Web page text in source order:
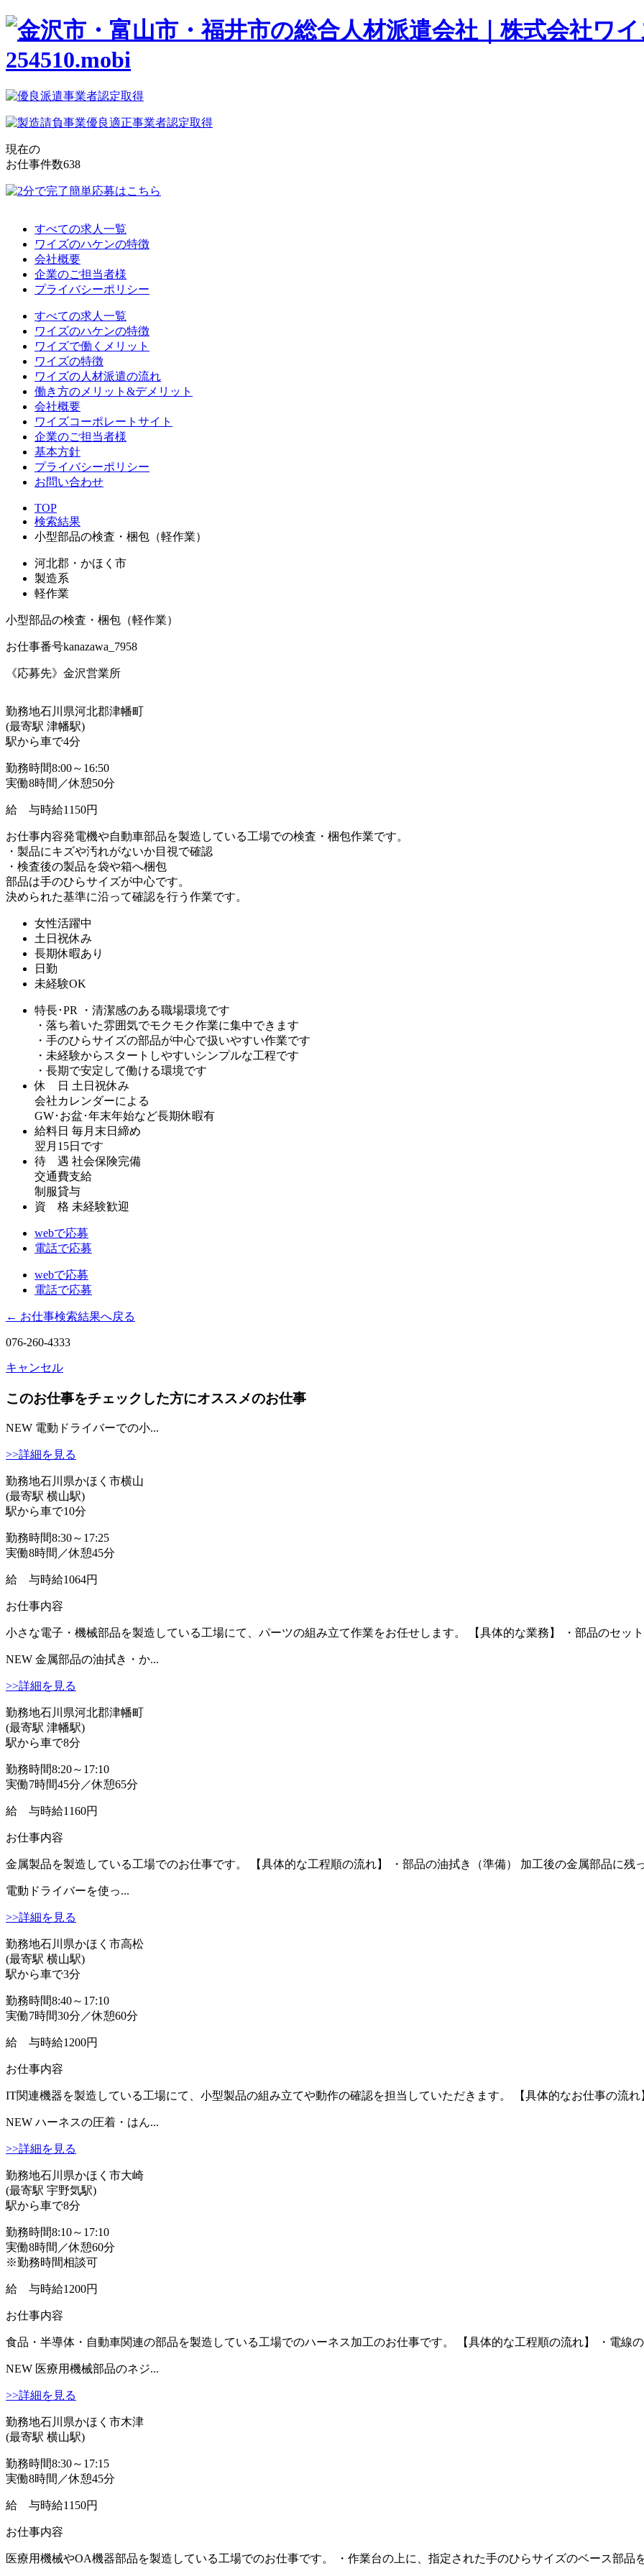
現在の
お仕事件数638
すべての求人一覧
ワイズのハケンの特徴
会社概要
企業のご担当者様
プライバシーポリシー
すべての求人一覧
ワイズのハケンの特徴
ワイズで働くメリット
ワイズの特徴
ワイズの人材派遣の流れ
働き方のメリット&デメリット
会社概要
ワイズコーポレートサイト
企業のご担当者様
基本方針
プライバシーポリシー
お問い合わせ
TOP
検索結果
小型部品の検査・梱包（軽作業）
河北郡・かほく市
製造系
軽作業
小型部品の検査・梱包（軽作業）
お仕事番号kanazawa_7958
《応募先》金沢営業所
勤務地石川県河北郡津幡町
(最寄駅 津幡駅)
駅から車で4分
勤務時間8:00～16:50
実働8時間／休憩50分
給 与時給1150円
お仕事内容発電機や自動車部品を製造している工場での検査・梱包作業です。
・製品にキズや汚れがないか目視で確認
・検査後の製品を袋や箱へ梱包
部品は手のひらサイズが中心です。
決められた基準に沿って確認を行う作業です。
女性活躍中
土日祝休み
長期休暇あり
日勤
未経験OK
特長･PR
・清潔感のある職場環境です
・落ち着いた雰囲気でモクモク作業に集中できます
・手のひらサイズの部品が中心で扱いやすい作業です
・未経験からスタートしやすいシンプルな工程です
・長期で安定して働ける環境です
休 日 土日祝休み
会社カレンダーによる
GW･お盆･年末年始など長期休暇有
給料日 毎月末日締め
翌月15日です
待 遇 社会保険完備
交通費支給
制服貸与
資 格 未経験歓迎
webで応募
電話で応募
webで応募
電話で応募
← お仕事検索結果へ戻る
076-260-4333
キャンセル
このお仕事をチェックした方にオススメのお仕事
NEW 電動ドライバーでの小...
>>詳細を見る
勤務地石川県かほく市横山
(最寄駅 横山駅)
駅から車で10分
勤務時間8:30～17:25
実働8時間／休憩45分
給 与時給1064円
お仕事内容
小さな電子・機械部品を製造している工場にて、パーツの組み立て作業をお任せします。 【具体的な業務】 ・部品のセッ
NEW 金属部品の油拭き・か...
>>詳細を見る
勤務地石川県河北郡津幡町
(最寄駅 津幡駅)
駅から車で8分
勤務時間8:20～17:10
実働7時間45分／休憩65分
給 与時給1160円
お仕事内容
金属製品を製造している工場でのお仕事です。 【具体的な工程順の流れ】 ・部品の油拭き（準備） 加工後の金属部品に残
電動ドライバーを使っ...
>>詳細を見る
勤務地石川県かほく市高松
(最寄駅 横山駅)
駅から車で3分
勤務時間8:40～17:10
実働7時間30分／休憩60分
給 与時給1200円
お仕事内容
IT関連機器を製造している工場にて、小型製品の組み立てや動作の確認を担当していただきます。 【具体的なお仕事の流れ
NEW ハーネスの圧着・はん...
>>詳細を見る
勤務地石川県かほく市大崎
(最寄駅 宇野気駅)
駅から車で8分
勤務時間8:10～17:10
実働8時間／休憩60分
※勤務時間相談可
給 与時給1200円
お仕事内容
食品・半導体・自動車関連の部品を製造している工場でのハーネス加工のお仕事です。 【具体的な工程順の流れ】 ・電線
NEW 医療用機械部品のネジ...
>>詳細を見る
勤務地石川県かほく市木津
(最寄駅 横山駅)
勤務時間8:30～17:15
実働8時間／休憩45分
給 与時給1150円
お仕事内容
医療用機械やOA機器部品を製造している工場でのお仕事です。 ・作業台の上に、指定された手のひらサイズのベース部品